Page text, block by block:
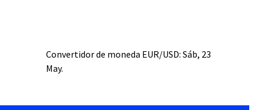
Convertidor de moneda EUR/USD: Sáb, 23
May.